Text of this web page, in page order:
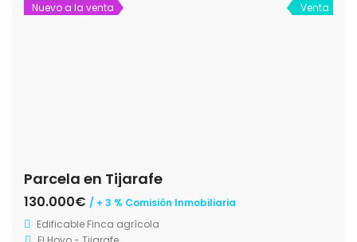
Nuevo a la venta Venta
Parcela en Tijarafe
130.000€ / + 3 % Comisión Inmobiliaria
Edificable Finca agrícola